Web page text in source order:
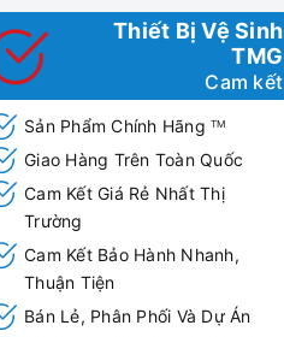
Thiết Bị Vệ Sinh
TMG
Cam kết
Sản Phẩm Chính Hãng TM
Giao Hàng Trên Toàn Quốc
Cam Kết Giá Rẻ Nhất Thị
Trường
Cam Kết Bảo Hành Nhanh,
Thuận Tiện
Bán Lẻ, Phân Phối Và Dự Án